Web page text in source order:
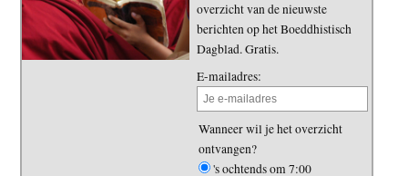
overzicht van de nieuwste
berichten op het Boeddhistisch
Dagblad. Gratis.
E-mailadres:
Wanneer wil je het overzicht
ontvangen?
's ochtends om 7:00